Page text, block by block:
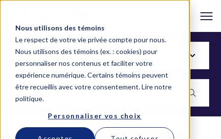
Nous utilisons des témoins
Le respect de votre vie privée compte pour nous.
Nous utilisons des témoins (ex. : cookies) pour
personnaliser nos contenus et faciliter votre
expérience numérique. Certains témoins peuvent
être recueillis avec votre consentement.Lire notre
politique.
Personnaliser vos choix
BLOGUE